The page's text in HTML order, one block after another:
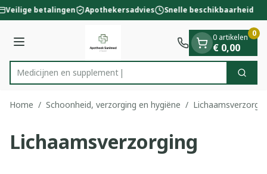
Ga naar de inhoud
1 van 1
Veilige betalingen Apothekersadvies Snelle beschikbaarheid
Menu
Product, merk, categorie...
Medici Zoek
0 artikelen
€ 0,00
0
Home / Schoonheid, verzorging en hygiëne /
Lichaamsverzorging